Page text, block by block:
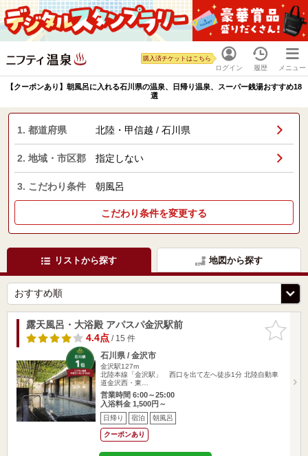
ログイン
購入済チケットはこちら
履歴 メニュー
【クーポンあり】朝風呂に入れる石川県の温泉、日帰り温泉、スーパー銭湯おすすめ18
選
1. 都道府県 北陸・甲信越 / 石川県
2. 地域・市区郡 指定しない
3. こだわり条件 朝風呂
こだわり条件を変更する
リストから探す 地図から探す
お気に入
りに追加
露天風呂・大浴殿 アパスパ金沢駅前
4.4点/ 15 件
石川県 / 金沢市
金沢駅127m
北陸本線「金沢駅」 西口を出て左へ徒歩1分 北陸自動車
道金沢西・東…
営業時間 6:00～25:00
入浴料金 1,500円～
日帰り 宿泊 朝風呂
クーポンあり